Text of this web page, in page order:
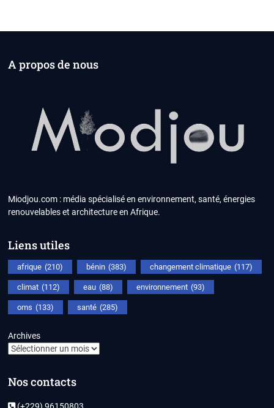
A propos de nous
Miodjou.com : média spécialisé en environnement, santé, énergies
renouvelables et architecture en Afrique.
Liens utiles
afrique (210) bénin (383) changement climatique (117)
climat (112) eau (88) environnement (93)
oms (133) santé (285)
Archives
Nos contacts